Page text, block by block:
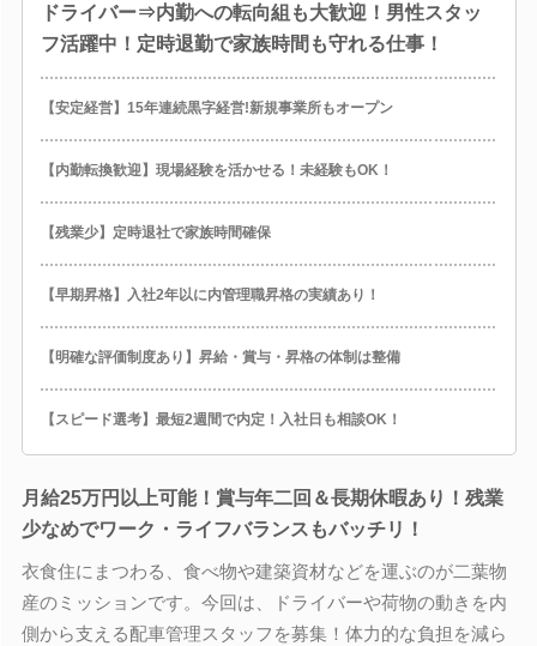
ドライバー⇒内勤への転向組も大歓迎！男性スタッ
フ活躍中！定時退勤で家族時間も守れる仕事！
【安定経営】15年連続黒字経営!新規事業所もオープン
【内勤転換歓迎】現場経験を活かせる！未経験もOK！
【残業少】定時退社で家族時間確保
【早期昇格】入社2年以に内管理職昇格の実績あり！
【明確な評価制度あり】昇給・賞与・昇格の体制は整備
【スピード選考】最短2週間で内定！入社日も相談OK！
月給25万円以上可能！賞与年二回＆長期休暇あり！残業
少なめでワーク・ライフバランスもバッチリ！
衣食住にまつわる、食べ物や建築資材などを運ぶのが二葉物
産のミッションです。今回は、ドライバーや荷物の動きを内
側から支える配車管理スタッフを募集！体力的な負担を減ら